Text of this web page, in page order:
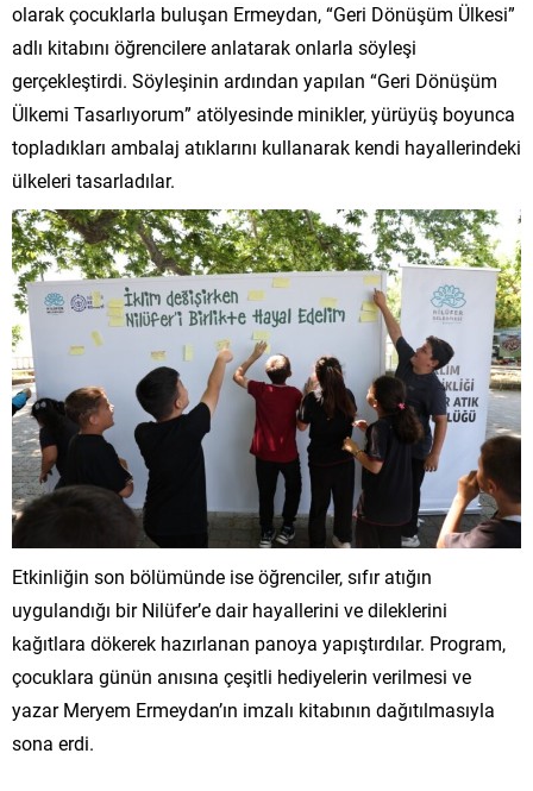
olarak çocuklarla buluşan Ermeydan, “Geri Dönüşüm Ülkesi”
adlı kitabını öğrencilere anlatarak onlarla söyleşi
gerçekleştirdi. Söyleşinin ardından yapılan “Geri Dönüşüm
Ülkemi Tasarlıyorum” atölyesinde minikler, yürüyüş boyunca
topladıkları ambalaj atıklarını kullanarak kendi hayallerindeki
ülkeleri tasarladılar.
Etkinliğin son bölümünde ise öğrenciler, sıfır atığın
uygulandığı bir Nilüfer’e dair hayallerini ve dileklerini
kağıtlara dökerek hazırlanan panoya yapıştırdılar. Program,
çocuklara günün anısına çeşitli hediyelerin verilmesi ve
yazar Meryem Ermeydan’ın imzalı kitabının dağıtılmasıyla
sona erdi.